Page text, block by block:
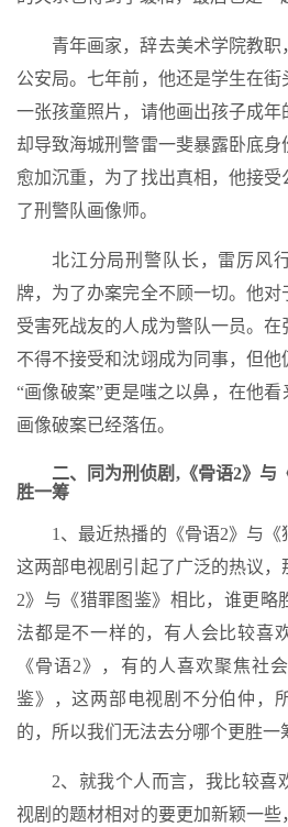
青年画家，辞去美术学院教
公安局。七年前，他还是学生在
一张孩童照片，请他画出孩子成年
却导致海城刑警雷一斐暴露卧底
愈加沉重，为了找出真相，他接
了刑警队画像师。
北江分局刑警队长，雷厉风
牌，为了办案完全不顾一切。他
受害死战友的人成为警队一员。
不得不接受和沈翊成为同事，但
“画像破案”更是嗤之以鼻，在他看
画像破案已经落伍。
二、同为刑侦剧,《骨语2》与
胜一筹
1、最近热播的《骨语2》与《
这两部电视剧引起了广泛的热议
2》与《猎罪图鉴》相比，谁更略
法都是不一样的，有人会比较喜
《骨语2》，有的人喜欢聚焦社
鉴》，这两部电视剧不分伯仲，
的，所以我们无法去分哪个更胜一
2、就我个人而言，我比较喜
视剧的题材相对的要更加新颖一